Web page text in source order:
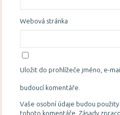
Webová stránka
Uložit do prohlížeče jméno, e-
budoucí komentáře.
Vaše osobní údaje budou
tohoto komentáře. Zásady